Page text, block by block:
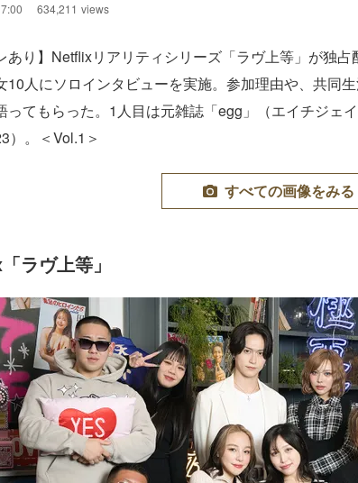
634,211 views
あり】Netflixリアリティシリーズ「ラヴ上等」が独
10人にソロインタビューを実施。参加理由や、共同
ってもらった。1人目は元雑誌「egg」（エイチジェ
）。＜Vol.1＞
すべての画像をみる
ラヴ上等」